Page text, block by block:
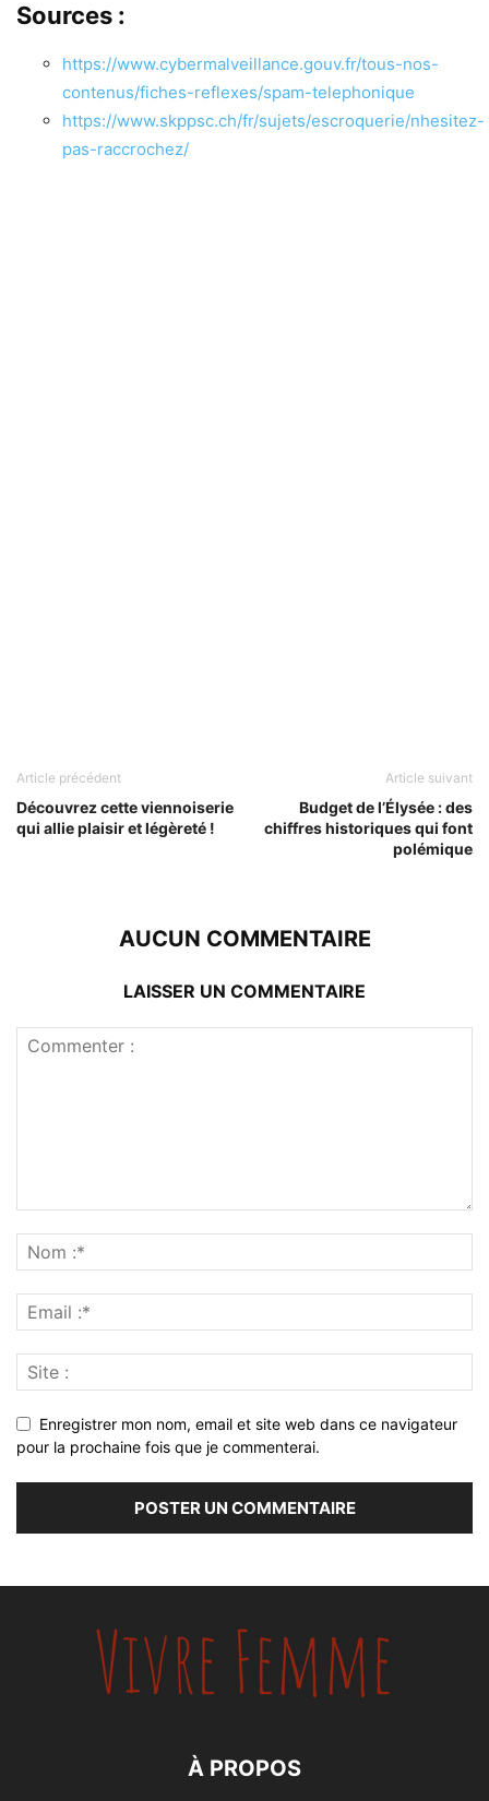
Sources :
https://www.cybermalveillance.gouv.fr/tous-nos-
contenus/fiches-reflexes/spam-telephonique
https://www.skppsc.ch/fr/sujets/escroquerie/nhesitez-
pas-raccrochez/
Article précédent
Découvrez cette viennoiserie
qui allie plaisir et légèreté !
Article suivant
Budget de l’Élysée : des
chiffres historiques qui font
polémique
AUCUN COMMENTAIRE
LAISSER UN COMMENTAIRE
Enregistrer mon nom, email et site web dans ce navigateur
pour la prochaine fois que je commenterai.
À PROPOS